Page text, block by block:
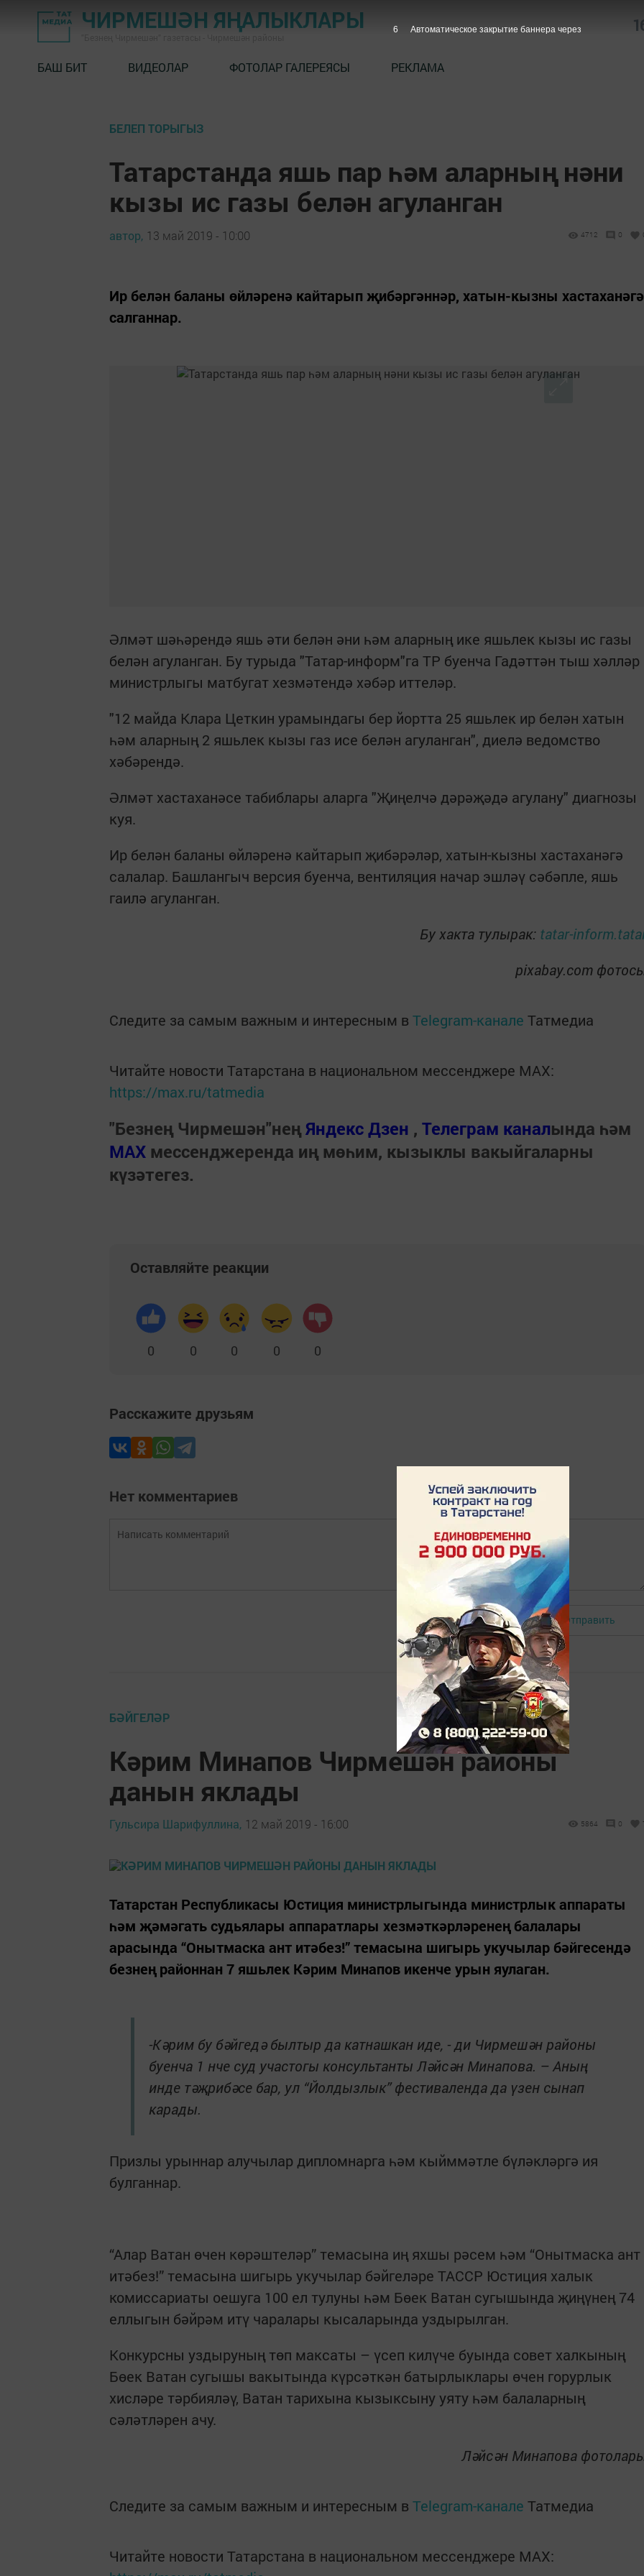
ЧИРМЕШӘН ЯҢАЛЫКЛАРЫ
БАШ БИТ ВИДЕОЛАР ФОТОЛАР ГАЛЕРЕЯСЫ РЕКЛАМА
БЕЛЕП ТОРЫГЫЗ
Татарстанда яшь пар һәм аларның нәни
кызы ис газы белән агуланган
автор, 13 май 2019 - 10:00 4712 0
Ир белән баланы өйләренә кайтарып җибәргәннәр, хатын-кызны хастаханәгә
салганнар.
Әлмәт шәһәрендә яшь әти белән әни һәм аларның ике яшьлек кызы ис газы
белән агуланган. Бу турыда "Татар-информ"га ТР буенча Гадәттән тыш хәлләр
министрлыгы матбугат хезмәтендә хәбәр иттеләр.
"12 майда Клара Цеткин урамындагы бер йортта 25 яшьлек ир белән хатын
һәм аларның 2 яшьлек кызы газ исе белән агуланган", диелә ведомство
хәбәрендә.
Әлмәт хастаханәсе табиблары аларга "Җиңелчә дәрәҗәдә агулану" диагнозы
куя.
Ир белән баланы өйләренә кайтарып җибәрәләр, хатын-кызны хастаханәгә
салалар. Башлангыч версия буенча, вентиляция начар эшләү сәбәпле, яшь
гаилә агуланган.
Бу хакта тулырак: tatar-
pixabay.com
Следите за самым важным и интересным в Telegram-канале Татмедиа
Читайте новости Татарстана в национальном мессенджере MАХ:
https://max.ru/tatmedia
"Безнең Чирмешән"неңЯндекс Дзен , Телеграм каналында һәм
МАХ мессенджеренда иң мөһим, кызыклы вакыйгаларны
күзәтегез.
Оставляйте реакции
0 0 0 0 0
Расскажите друзьям
Нет комментариев
Авторизоваться Отправить
БӘЙГЕЛӘР
Кәрим Минапов Чирмешән районы
данын яклады
Гульсира Шарифуллина, 12 май 2019 - 16:00 5864 0
Татарстан Республикасы Юстиция министрлыгында министрлык аппараты
һәм җәмәгать судьялары аппаратлары хезмәткәрләренең балалары
арасында “Онытмаска ант итәбез!” темасына шигырь укучылар бәйгесендә
безнең районнан 7 яшьлек Кәрим Минапов икенче урын яулаган.
-Кәрим бу бәйгедә былтыр да катнашкан иде, - ди Чирмешән районы
буенча 1 нче суд участогы консультанты Ләйсән Минапова. – Аның
инде тәҗрибәсе бар, ул “Йолдызлык” фестиваленда да үзен сынап
карады.
Призлы урыннар алучылар дипломнарга һәм кыйммәтле бүләкләргә ия
булганнар.
“Алар Ватан өчен көрәштеләр” темасына иң яхшы рәсем һәм “Онытмаска ант
итәбез!” темасына шигырь укучылар бәйгеләре ТАССР Юстиция халык
комиссариаты оешуга 100 ел тулуны һәм Бөек Ватан сугышында җиңүнең 74
еллыгын бәйрәм итү чаралары кысаларында уздырылган.
Конкурсны уздыруның төп максаты – үсеп килүче буында совет халкының
Бөек Ватан сугышы вакытында күрсәткән батырлыклары өчен горурлык
хисләре тәрбияләү, Ватан тарихына кызыксыну уяту һәм балаларның
сәләтләрен ачу.
Ләйсән Минапова
Следите за самым важным и интересным в Telegram-канале Татмедиа
Читайте новости Татарстана в национальном мессенджере MАХ:
5 Автоматическое закрытие баннера через